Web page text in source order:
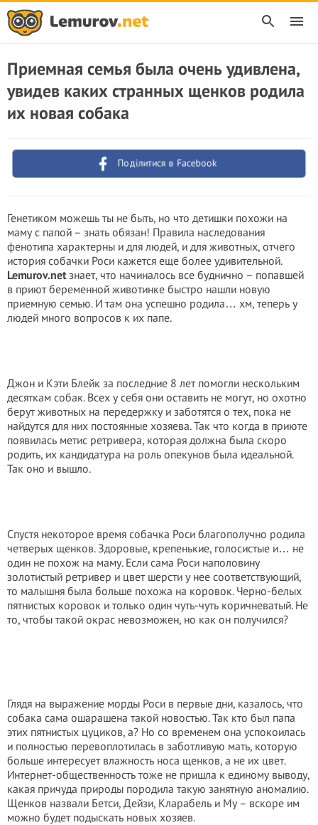
Приемная семья была очень удивлена,
увидев каких странных щенков родила
их новая собака
Поділитися в Facebook
Генетиком можешь ты не быть, но что детишки похожи на
маму с папой – знать обязан! Правила наследования
фенотипа характерны и для людей, и для животных, отчего
история собачки Роси кажется еще более удивительной.
Lemurov.netзнает, что начиналось все буднично – попавшей
в приют беременной животинке быстро нашли новую
приемную семью. И там она успешно родила… хм, теперь у
людей много вопросов к их папе.
Джон и Кэти Блейк за последние 8 лет помогли нескольким
десяткам собак. Всех у себя они оставить не могут, но охотно
берут животных на передержку и заботятся о тех, пока не
найдутся для них постоянные хозяева. Так что когда в приюте
появилась метис ретривера, которая должна была скоро
родить, их кандидатура на роль опекунов была идеальной.
Так оно и вышло.
Спустя некоторое время собачка Роси благополучно родила
четверых щенков. Здоровые, крепенькие, голосистые и… не
один не похож на маму. Если сама Роси наполовину
золотистый ретривер и цвет шерсти у нее соответствующий,
то малышня была больше похожа на коровок. Черно-белых
пятнистых коровок и только один чуть-чуть коричневатый. Не
то, чтобы такой окрас невозможен, но как он получился?
Глядя на выражение морды Роси в первые дни, казалось, что
собака сама ошарашена такой новостью. Так кто был папа
этих пятнистых цуциков, а? Но со временем она успокоилась
и полностью перевоплотилась в заботливую мать, которую
больше интересует влажность носа щенков, а не их цвет.
Интернет-общественность тоже не пришла к единому выводу,
какая причуда природы породила такую занятную аномалию.
Щенков назвали Бетси, Дейзи, Кларабель и Му – вскоре им
можно будет подыскать новых хозяев.